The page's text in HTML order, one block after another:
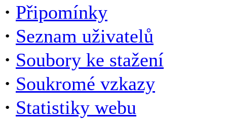
· Připomínky
· Seznam uživatelů
· Soubory ke stažení
· Soukromé vzkazy
· Statistiky webu